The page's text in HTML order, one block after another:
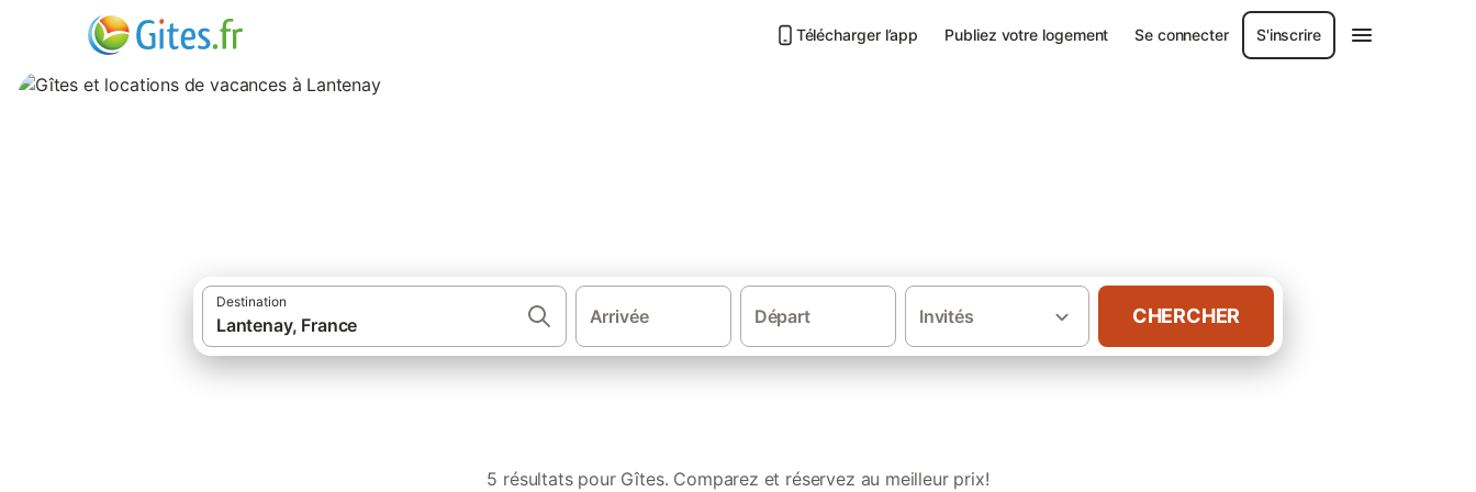
Télécharger l’app Publiez votre logement Se connecter S'inscrire
Destination
Arrivée Départ Invités CHERCHER
5 résultats pour Gîtes. Comparez et réservez au meilleur prix!